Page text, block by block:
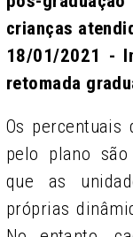
crianças
18/01/2021 -
retomada
Os percentuais
pelo plano
que as
próprias